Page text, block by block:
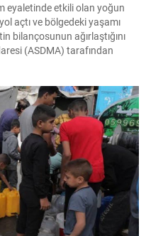
eyaletinde etkili olan yoğun
açtı ve bölgedeki yaşamı
bilançosunun ağırlaştığını
(ASDMA) tarafından
kaybı sayısı 82’ye yükseldi.
çalışmaları yoğun...